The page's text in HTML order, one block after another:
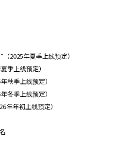
（2025年夏季上线预定）
季上线预定）
秋季上线预定）
冬季上线预定）
年年初上线预定）